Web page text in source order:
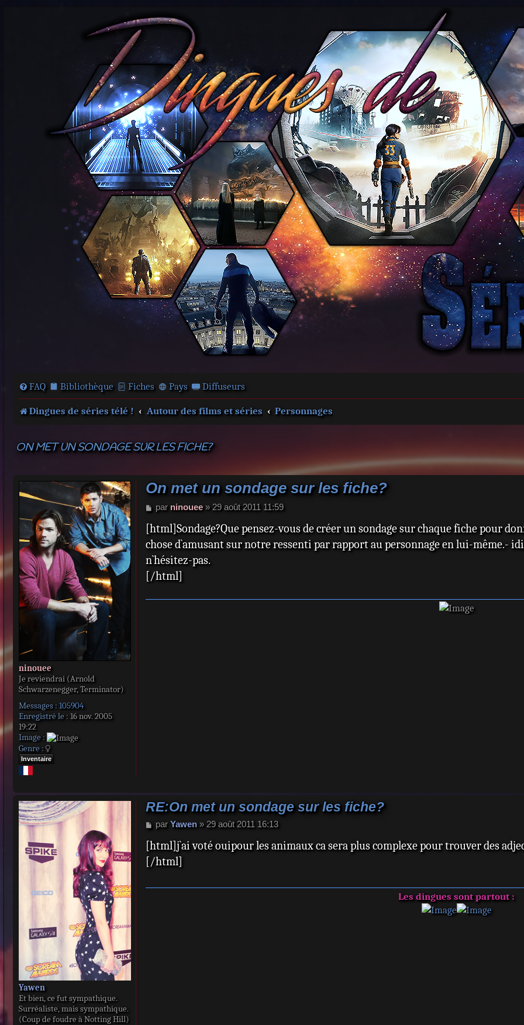
FAQ Bibliothèque Fiches Pays Diffuseurs
Dingues de séries télé ! Autour des films et séries Personnages
ON MET UN SONDAGE SUR LES FICHE?
ninouee
Je reviendrai (Arnold
Schwarzenegger, Terminator)
Messages : 105904
Enregistré le : 16 nov. 2005
19:22
Image :
Genre :
Inventaire
On met un sondage sur les fiche?
M
s
s
a
g
e
par ninouee» 29 août 2011 11:59
[html]Sondage?Que pensez-vous de créer un sondage sur chaque fiche pour
chose d`amusant sur notre ressenti par rapport au personnage en lui-même.-
n`hésitez-pas.
[/html]
Yawen
Et bien, ce fut sympathique.
Surréaliste, mais sympathique.
(Coup de foudre à Notting Hill)
RE:On met un sondage sur les fiche?
M
s
s
a
e
par Yawen» 29 août 2011 16:13
[html]j`ai voté ouipour les animaux ca sera plus complexe pour trouver des
[/html]
Les dingues sont partout :